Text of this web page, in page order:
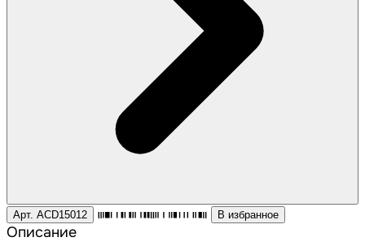
Арт. ACD15012 В избранное
Описание